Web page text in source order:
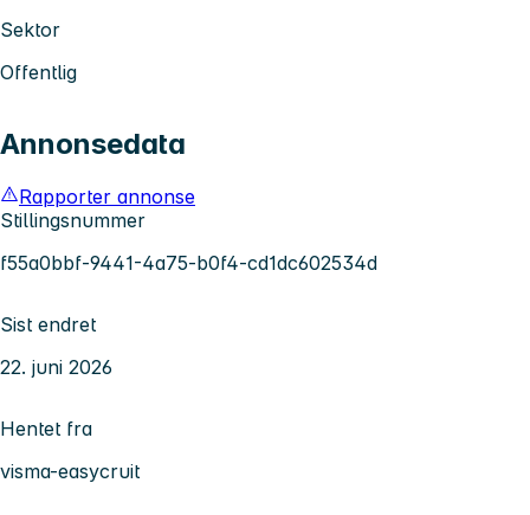
Sektor
Offentlig
Annonsedata
Rapporter annonse
Stillingsnummer
f55a0bbf-9441-4a75-b0f4-cd1dc602534d
Sist endret
22. juni 2026
Hentet fra
visma-easycruit